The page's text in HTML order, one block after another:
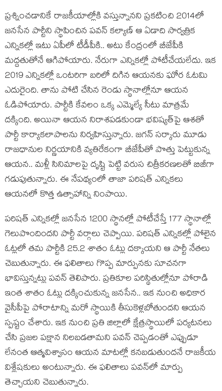
ప్ర‌శ్నించ‌డానికే రాజ‌కీయాల్లోకి వ‌స్తున్నాన‌ని ప్ర‌క‌టించి 2014లో
జ‌న‌సేన పార్టీని స్థాపించిన ప‌వ‌న్ క‌ల్యాణ్ ఆ ఏడాది సార్వ‌త్రిక
ఎన్నిక‌ల్లో ఇటు ఏపీలో టీడీపీకి.. అటు కేంద్రంలో బీజేపీకి
మ‌ద్ద‌తుతోనే ఆగిపోయారు. నేరుగా ఎన్నిక‌ల్లో పోటీచేయ‌లేదు. ఇక
2019 ఎన్నిక‌ల్లో ఒంట‌రిగా బరిలో దిగిన ఆయ‌న‌కు ఘోర ఓట‌మి
ఎదురైంది. తాను పోటి చేసిన రెండు స్థానాల్లోనూ ఆయ‌న
ఓడిపోయారు. పార్టీకి కేవ‌లం ఒక్క ఎమ్మెల్యే సీటు మాత్ర‌మే
ద‌క్కింది. అయినా ఆయ‌న నిరాశ‌ప‌డ‌కుండా భ‌విష్య‌త్‌పై ఆశ‌తో
పార్టీ కార్యాక‌లాపాల‌ను నిర్వ‌హిస్తున్నారు. జ‌గ‌న్ స‌ర్కారు మూడు
రాజ‌ధానుల నిర్ణ‌యానికి వ్య‌తిరేకంగా బీజేపీతో పొత్తు పెట్టుకున్న
ఆయ‌న‌.. మ‌ళ్లీ సినిమాల‌పై దృష్టి పెట్టి వ‌రుస చిత్రీక‌ర‌ణ‌ల‌తో బిజీగా
గ‌డుపుతున్నారు. ఈ నేప‌థ్యంలో తాజా ప‌రిష‌త్ ఎన్నిక‌లు
ఆయ‌న‌లో కొత్త ఉత్సాహాన్ని నింపాయి.
ప‌రిష‌త్ ఎన్నిక‌ల్లో జ‌న‌సేన 1200 స్థాన‌ల్లో పోటీచేస్తే 177 స్థానాల్లో
గెలుపొందింద‌ని పార్టీ వ‌ర్గాలు చెప్పాయి. ప‌రిష‌త్ ఎన్నిక‌ల్లో పోలైన
ఓట్ల‌లో త‌మ పార్టీకి 25.2 శాతం ఓట్లు ద‌క్కాయ‌ని ఆ పార్టీ నేత‌లు
చెబుతున్నారు. ఈ ఫ‌లితాలు గొప్ప మార్పున‌కు సూచ‌న‌గా
భావిస్తున్న‌ట్లు ప‌వ‌న్ తెలిపారు. ప్ర‌తికూల ప‌రిస్థితుల్లోనూ పోరాడి
ఇంత శాతం ఓట్లు ద‌క్కించుకున్న జ‌న‌సేన‌.. ఇక నుంచి అధికార
వైసీపీపై పోరాటాన్ని మ‌రో స్థాయికి తీసుకెళ్ల‌బోతుంద‌ని ఆయ‌న
స్ప‌ష్టం చేశారు. ఇక నుంచి ప్ర‌తి జిల్లాలో క్షేత్ర‌స్థాయిలో ప‌ర్య‌ట‌న‌లు
చేసి ప్ర‌జ‌ల ప‌క్షాన నిల‌బ‌డ‌తామ‌ని ప‌వ‌న్ చెప్ప‌డంతో ఎప్పుడూ
లేనంత ఆత్మ‌విశ్వాసం ఆయ‌న మాటల్లో క‌న‌బ‌డుతుంద‌నే రాజ‌కీయ
విశ్లేష‌కులు అంటున్నారు. ఈ ఫ‌లితాలు ప‌వ‌న్‌లో మార్పు
తెచ్చాయ‌ని చెబుతున్నారు.